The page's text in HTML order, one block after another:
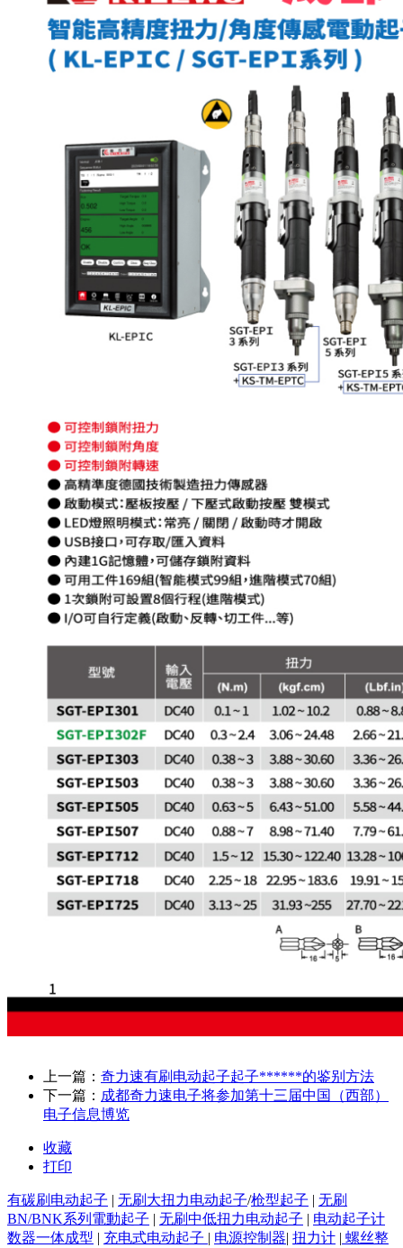
上一篇： 奇力速有刷电动起子起子******的鉴别方法
下一篇： 成都奇力速电子将参加第十三届中国（西部）
电子信息博览
收藏
打印
有碳刷电动起子 | 无刷大扭力电动起子/枪型起子 | 无刷
BN/BNK系列電動起子 | 无刷中低扭力电动起子 | 电动起子计
数器一体成型 | 充电式电动起子 | 电源控制器| 扭力计 | 螺丝整